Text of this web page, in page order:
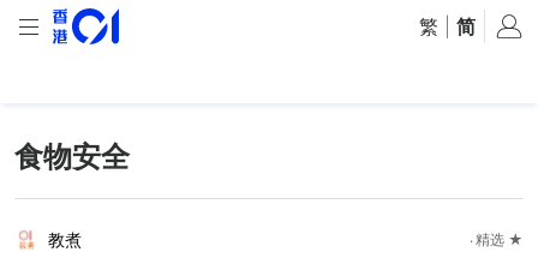
繁 简
食物安全
教煮 精选 ★